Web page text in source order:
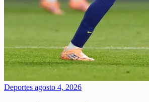
Deportes agosto 4, 2026